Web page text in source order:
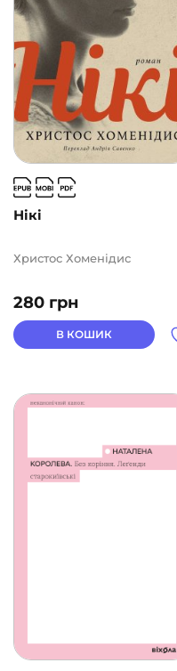
Нікі
280 грн
Христос Хоменідис
В КОШИК